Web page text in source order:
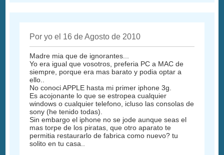
Por yo el 16 de Agosto de 2010
Madre mia que de ignorantes...
Yo era igual que vosotros, preferia PC a MAC de
siempre, porque era mas barato y podia optar a
ello..
No conoci APPLE hasta mi primer iphone 3g.
Es acojonante lo que se estropea cualquier
windows o cualquier telefono, icluso las consolas de
sony (he tenido todas).
Sin embargo el iphone no se jode aunque seas el
mas torpe de los piratas, que otro aparato te
permitia restaurarlo de fabrica como nuevo? tu
solito en tu casa..